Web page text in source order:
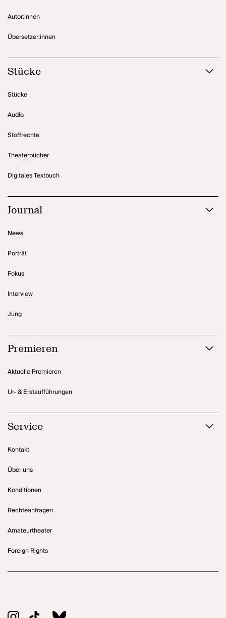
Autor:innen
Übersetzer:innen
Stücke
Stücke
Audio
Stoffrechte
Theaterbücher
Digitales Textbuch
Journal
News
Porträt
Fokus
Interview
Jung
Premieren
Aktuelle Premieren
Ur- & Erstaufführungen
Service
Kontakt
Über uns
Konditionen
Rechteanfragen
Amateurtheater
Foreign Rights